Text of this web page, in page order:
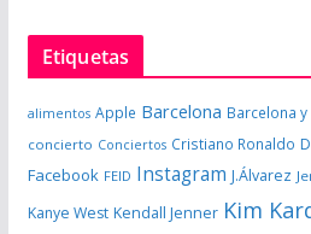
Etiquetas
alimentos Apple Barcelona Barcelona
concierto Conciertos Cristiano Ronaldo
Facebook FEID Instagram J.Álvarez
Kanye West Kendall Jenner Kim